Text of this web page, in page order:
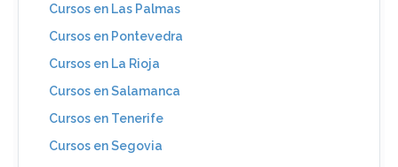
Cursos en Las Palmas
Cursos en Pontevedra
Cursos en La Rioja
Cursos en Salamanca
Cursos en Tenerife
Cursos en Segovia